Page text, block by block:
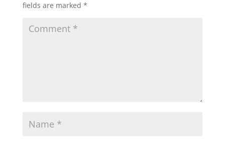
fields are marked *